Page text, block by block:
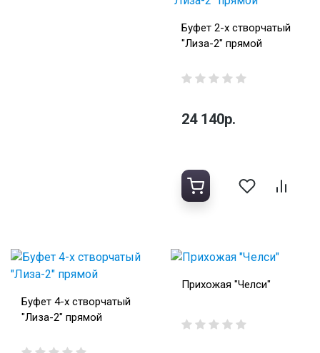
Буфет 2-х створчатый
"Лиза-2" прямой
24 140р.
Буфет 4-х створчатый
"Лиза-2" прямой
Прихожая "Челси"